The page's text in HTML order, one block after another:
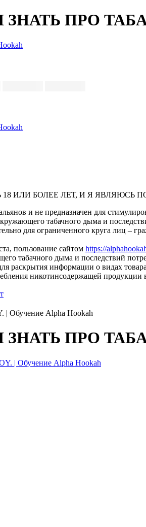
ПРО ТАБАК
ИЛИ БОЛЕЕ ЛЕТ, И Я
и не предназначен для
табачного дыма и
для ограниченного круга лиц –
пользование сайтом https://
табачного дыма и последствий
раскрытия информации о видах
никотинсодержащей продукции
Alpha Hookah
ПРО ТАБАК